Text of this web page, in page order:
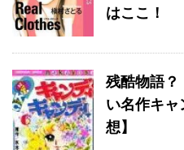
はここ！
残酷物語？
い名作キャ
想】